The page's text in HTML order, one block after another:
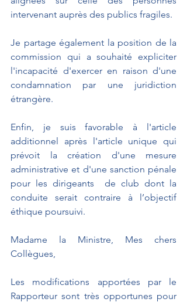
intervenant auprès des publics fragiles.
Je partage également la position de la
commission qui a souhaité expliciter
l'incapacité d'exercer en raison d'une
condamnation par une juridiction
étrangère.
Enfin, je suis favorable à l'article
additionnel après l'article unique qui
prévoit la création d'une mesure
administrative et d'une sanction pénale
pour les dirigeants  de club dont la
conduite serait contraire à l’objectif
éthique poursuivi.
Madame la Ministre, Mes chers
Collègues,
Les modifications apportées par le
Rapporteur sont très opportunes pour